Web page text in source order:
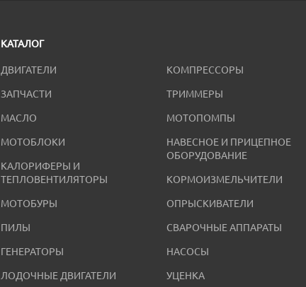
КАТАЛОГ
ДВИГАТЕЛИ
ЗАПЧАСТИ
МАСЛО
МОТОБЛОКИ
КАЛОРИФЕРЫ И
ТЕПЛОВЕНТИЛЯТОРЫ
МОТОБУРЫ
ПИЛЫ
ГЕНЕРАТОРЫ
ЛОДОЧНЫЕ ДВИГАТЕЛИ
КОМПРЕССОРЫ
ТРИММЕРЫ
МОТОПОМПЫ
НАВЕСНОЕ И ПРИЦЕПНОЕ
ОБОРУДОВАНИЕ
КОРМОИЗМЕЛЬЧИТЕЛИ
ОПРЫСКИВАТЕЛИ
СВАРОЧНЫЕ АППАРАТЫ
НАСОСЫ
УЦЕНКА